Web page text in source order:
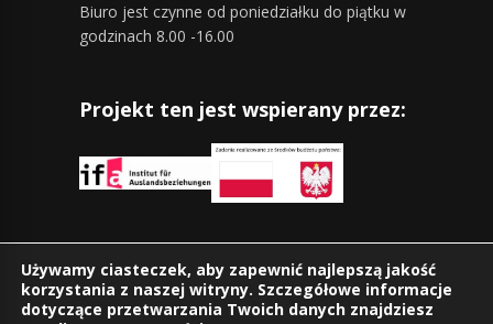
Biuro jest czynne od poniedziałku do piątku w
godzinach 8.00 -16.00
Projekt ten jest wspierany przez:
Znajdziesz nas również na:
Używamy ciasteczek, aby zapewnić najlepszą jakość
korzystania z naszej witryny. Szczegółowe informacje
dotyczące przetwarzania Twoich danych znajdziesz